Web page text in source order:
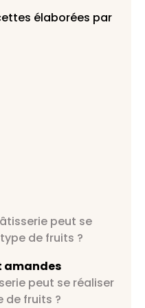
élaborées par
peut se
de fruits ?
amandes
peut se réaliser
de fruits ?